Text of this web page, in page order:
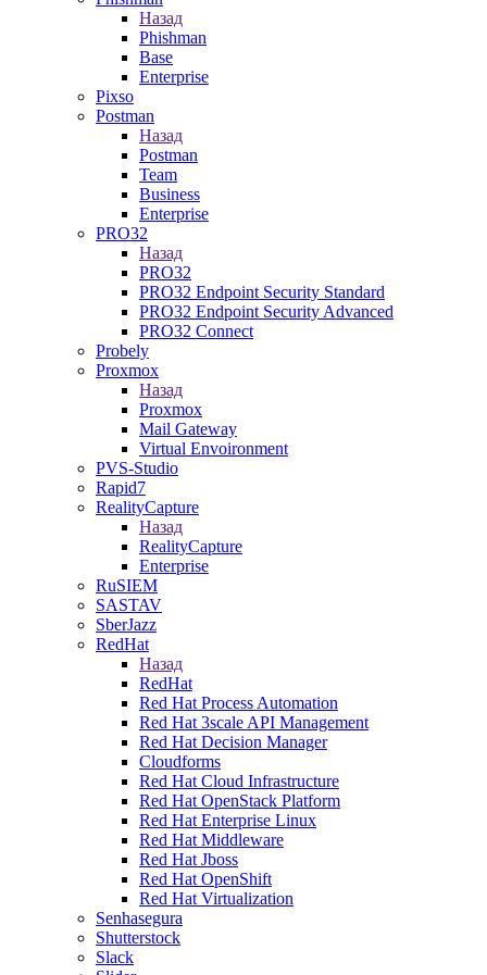
Назад
Phishman
Base
Enterprise
Pixso
Postman
Назад
Postman
Team
Business
Enterprise
PRO32
Назад
PRO32
PRO32 Endpoint Security Standard
PRO32 Endpoint Security Advanced
PRO32 Connect
Probely
Proxmox
Назад
Proxmox
Mail Gateway
Virtual Envoironment
PVS-Studio
Rapid7
RealityCapture
Назад
RealityCapture
Enterprise
RuSIEM
SASTAV
SberJazz
RedHat
Назад
RedHat
Red Hat Process Automation
Red Hat 3scale API Management
Red Hat Decision Manager
Cloudforms
Red Hat Cloud Infrastructure
Red Hat OpenStack Platform
Red Hat Enterprise Linux
Red Hat Middleware
Red Hat Jboss
Red Hat OpenShift
Red Hat Virtualization
Senhasegura
Shutterstock
Slack